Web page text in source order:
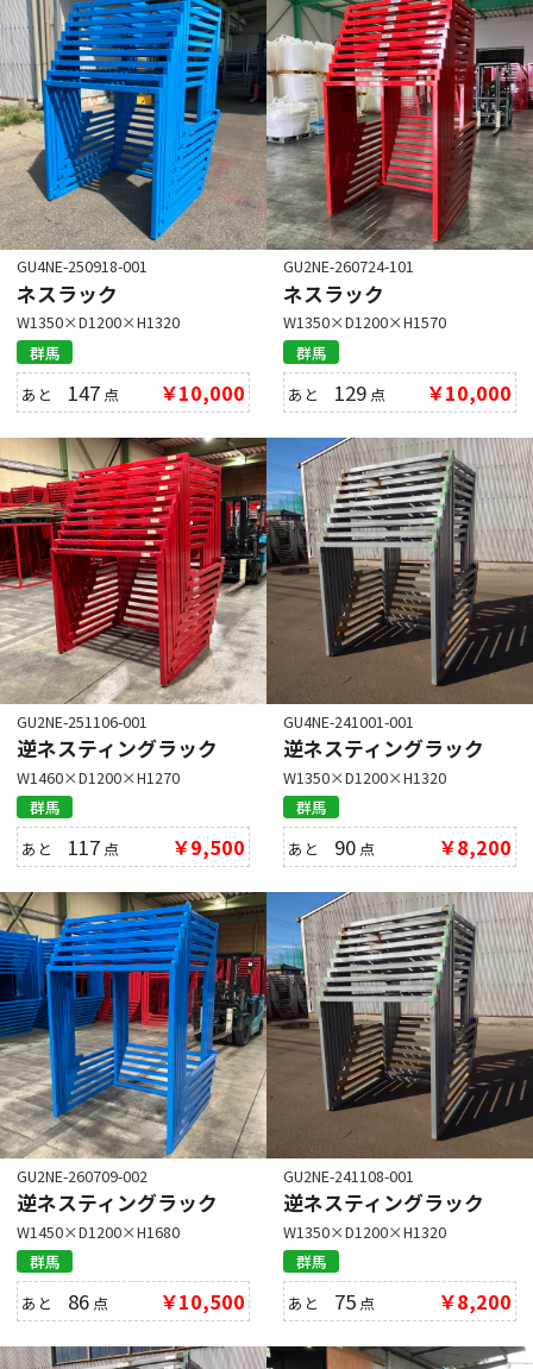
GU4NE-250918-001
ネスラック
W1350×D1200×H1320
群馬
あと 147 点 ￥10,000
GU2NE-260724-101
ネスラック
W1350×D1200×H1570
群馬
あと 129 点 ￥10,000
GU2NE-251106-001
逆ネスティングラック
W1460×D1200×H1270
群馬
あと 117 点 ￥9,500
GU4NE-241001-001
逆ネスティングラック
W1350×D1200×H1320
群馬
あと 90 点 ￥8,200
GU2NE-260709-002
逆ネスティングラック
W1450×D1200×H1680
群馬
あと 86 点 ￥10,500
GU2NE-241108-001
逆ネスティングラック
W1350×D1200×H1320
群馬
あと 75 点 ￥8,200